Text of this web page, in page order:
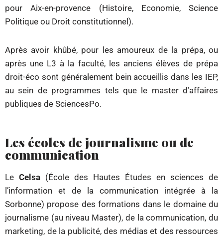
pour Aix-en-provence (Histoire, Economie, Science
Politique ou Droit constitutionnel).
Après avoir khûbé, pour les amoureux de la prépa, ou
après une L3 à la faculté, les anciens élèves de prépa
droit-éco sont généralement bein accueillis dans les IEP,
au sein de programmes tels que le master d’affaires
publiques de SciencesPo.
Les écoles de journalisme ou de
communication
Le Celsa (École des Hautes Études en sciences de
l’information et de la communication intégrée à la
Sorbonne) propose des formations dans le domaine du
journalisme (au niveau Master), de la communication, du
marketing, de la publicité, des médias et des ressources